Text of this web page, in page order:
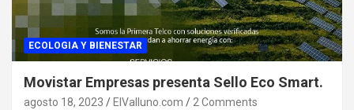
ECOLOGIA Y BIENESTAR
Movistar Empresas presenta Sello Eco Smart.
agosto 18, 2023 ElValluno.com 2 Comments